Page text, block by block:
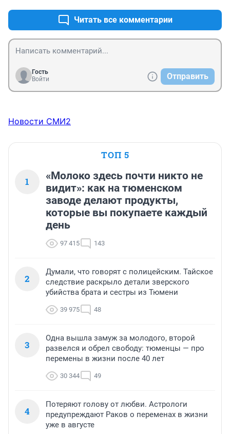
Читать все комментарии
Гость
Войти
Отправить
Новости СМИ2
ТОП 5
1
«Молоко здесь почти никто не
видит»: как на тюменском
заводе делают продукты,
которые вы покупаете каждый
день
97 415 143
2
Думали, что говорят с полицейским. Тайское
следствие раскрыло детали зверского
убийства брата и сестры из Тюмени
39 975 48
3
Одна вышла замуж за молодого, второй
развелся и обрел свободу: тюменцы — про
перемены в жизни после 40 лет
30 344 49
4
Потеряют голову от любви. Астрологи
предупреждают Раков о переменах в жизни
уже в августе